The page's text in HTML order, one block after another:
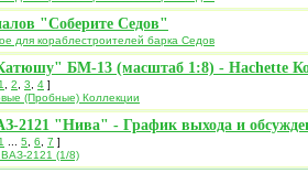
"Соберите Седов"
для кораблестроителей барка Седов
БМ-13 (масштаб 1:8) - Hachette
1 2 3 4 ]
(Пробные) Коллекции
2121 "Нива" - График выхода и
1 5 6 7 ]
2121 (1/8)